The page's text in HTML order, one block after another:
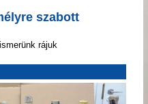
szabott
rájuk